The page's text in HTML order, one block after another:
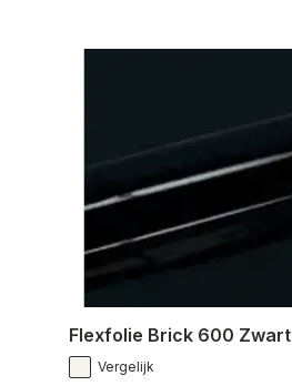
Flexfolie Brick 600 Zwart
Vergelijk